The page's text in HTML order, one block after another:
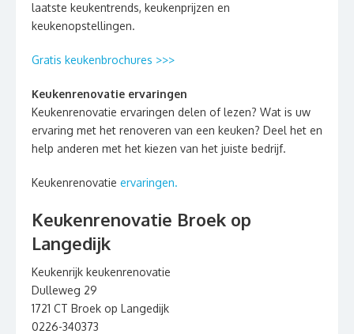
laatste keukentrends, keukenprijzen en
keukenopstellingen.
Gratis keukenbrochures >>>
Keukenrenovatie ervaringen
Keukenrenovatie ervaringen delen of lezen? Wat is uw
ervaring met het renoveren van een keuken? Deel het en
help anderen met het kiezen van het juiste bedrijf.
Keukenrenovatie ervaringen.
Keukenrenovatie Broek op
Langedijk
Keukenrijk keukenrenovatie
Dulleweg 29
1721 CT Broek op Langedijk
0226-340373